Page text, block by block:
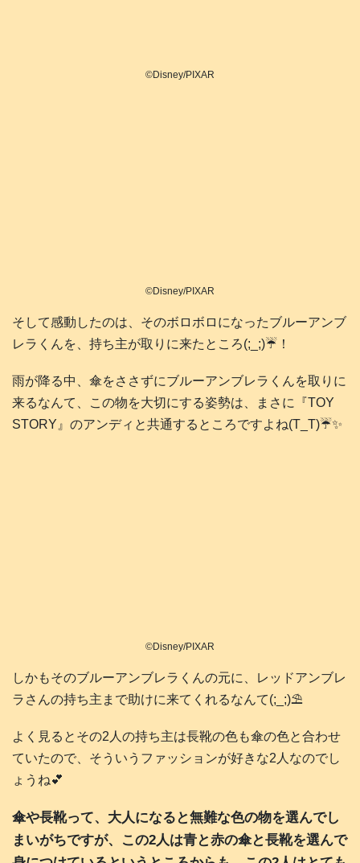
©Disney/PIXAR
©Disney/PIXAR
そして感動したのは、そのボロボロになったブルーアンブ
レラくんを、持ち主が取りに来たところ(;_;)☔️！
雨が降る中、傘をささずにブルーアンブレラくんを取りに
来るなんて、この物を大切にする姿勢は、まさに『TOY
STORY』のアンディと共通するところですよね(T_T)☔️✨️
©Disney/PIXAR
しかもそのブルーアンブレラくんの元に、レッドアンブレ
ラさんの持ち主まで助けに来てくれるなんて(;_;)⛱️
よく見るとその2人の持ち主は長靴の色も傘の色と合わせ
ていたので、そういうファッションが好きな2人なのでし
ょうね💕
傘や長靴って、大人になると無難な色の物を選んでし
まいがちですが、この2人は青と赤の傘と長靴を選んで